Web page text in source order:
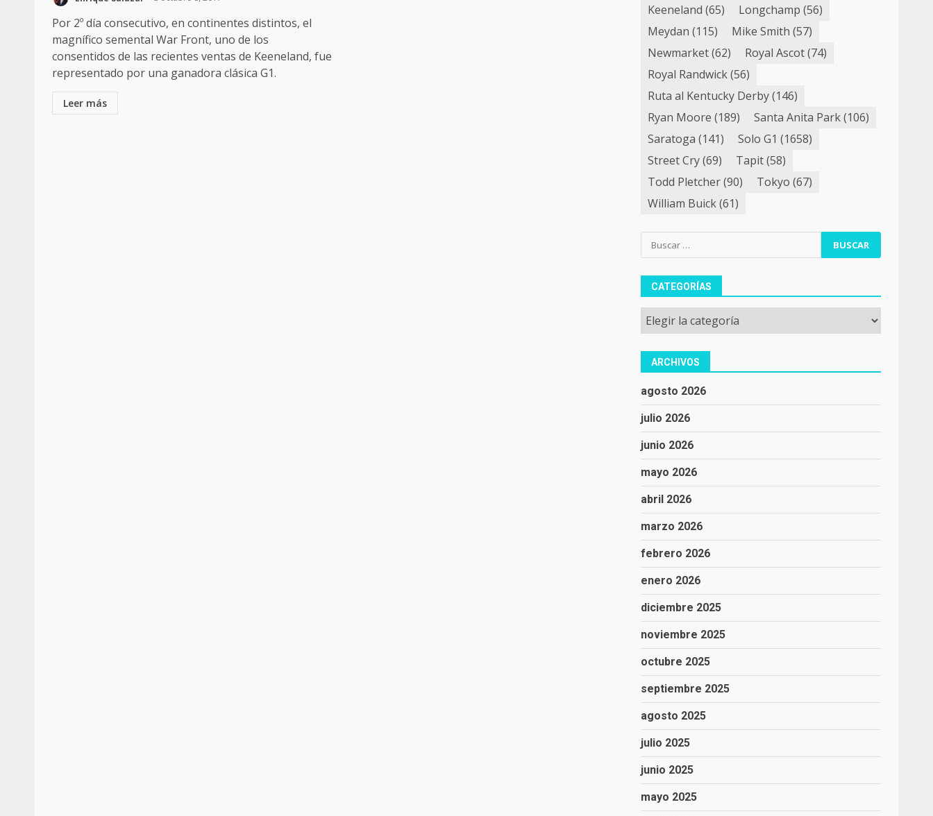
Por 2º día consecutivo, en continentes distintos, el
magnífico semental War Front, uno de los
consentidos de las recientes ventas de Keeneland, fue
representado por una ganadora clásica G1.
Leer más
Keeneland (65) Longchamp (56)
Meydan (115) Mike Smith (57)
Newmarket(62) Royal Ascot(74)
Royal Randwick(56)
Ruta al Kentucky Derby(146)
Ryan Moore (189) Santa Anita Park(106)
Saratoga (141) Solo G1 (1658)
Street Cry(69) Tapit(58)
Todd Pletcher(90) Tokyo (67)
William Buick(61)
Buscar:
CATEGORÍAS
Categorías
ARCHIVOS
agosto 2026
julio 2026
junio 2026
mayo 2026
abril 2026
marzo 2026
febrero 2026
enero 2026
diciembre 2025
noviembre 2025
octubre 2025
septiembre 2025
agosto 2025
julio 2025
junio 2025
mayo 2025